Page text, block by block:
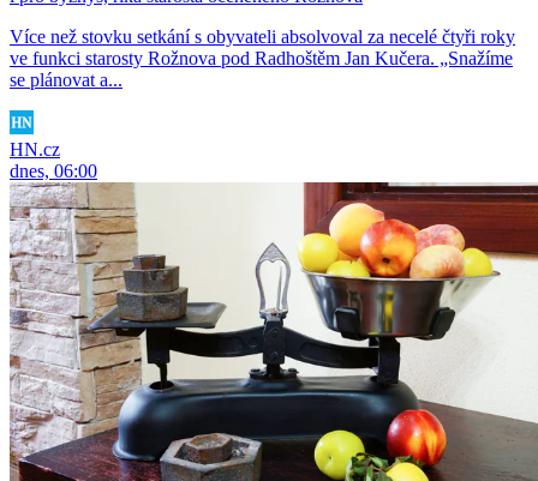
Více než stovku setkání s obyvateli absolvoval za necelé čtyři roky
ve funkci starosty Rožnova pod Radhoštěm Jan Kučera. „Snažíme
se plánovat a...
HN.cz
dnes, 06:00